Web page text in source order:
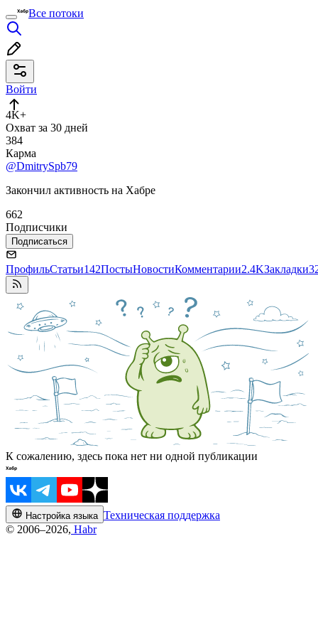
Все потоки
Войти
4K+
Охват за 30 дней
384
Карма
@DmitrySpb79
Закончил активность на Хабре
662
Подписчики
Подписаться
ПрофильСтатьи142ПостыНовостиКомментарии2.4KЗакладки
К сожалению, здесь пока нет ни одной публикации
Настройка языка Техническая поддержка
© 2006–2026, Habr